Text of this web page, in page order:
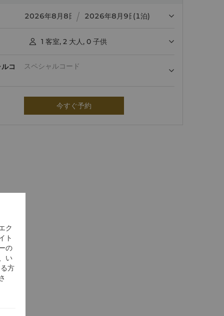
(1泊)
 1 客室, 2 大人 , 0 子供
コ
今すぐ予約
ク
ト
の
い
方